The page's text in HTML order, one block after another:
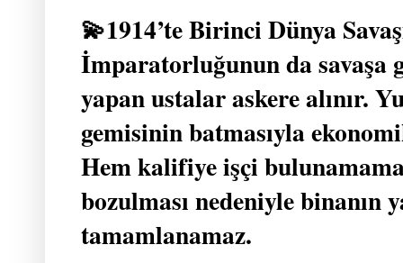
💫1914’te Birinci Dünya
İmparatorluğunun da savaşa
yapan ustalar askere alınır.
gemisinin batmasıyla
Hem kalifiye işçi
bozulması nedeniyle binanın
tamamlanamaz.